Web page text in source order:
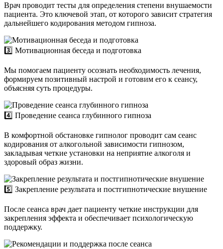
Врач проводит тесты для определения степени внушаемости
пациента. Это ключевой этап, от которого зависит стратегия
дальнейшего кодирования методом гипноза.
3️⃣ Мотивационная беседа и подготовка
Мы помогаем пациенту осознать необходимость лечения,
формируем позитивный настрой и готовим его к сеансу,
объясняя суть процедуры.
4️⃣ Проведение сеанса глубинного гипноза
В комфортной обстановке гипнолог проводит сам сеанс
кодирования от алкогольной зависимости гипнозом,
закладывая четкие установки на неприятие алкоголя и
здоровый образ жизни.
5️⃣ Закрепление результата и постгипнотические внушение
После сеанса врач дает пациенту четкие инструкции для
закрепления эффекта и обеспечивает психологическую
поддержку.